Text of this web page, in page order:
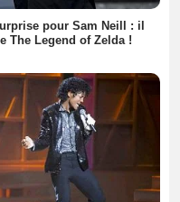
pour Sam Neill : il
The Legend of Zelda !